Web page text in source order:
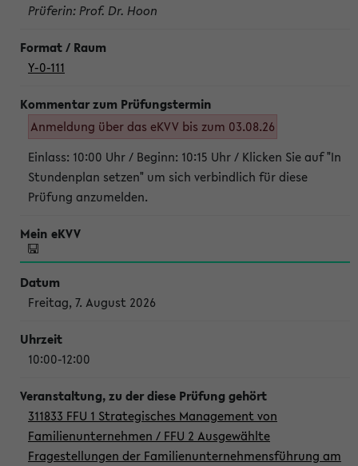
Prüferin: Prof. Dr. Hoon
Y-0-111
Anmeldung über das eKVV bis zum 03.08.26
Einlass: 10:00 Uhr / Beginn: 10:15 Uhr / Klicken Sie auf "In
Stundenplan setzen" um sich verbindlich für diese
Prüfung anzumelden.
Freitag, 7. August 2026
10:00-12:00
311833 FFU 1 Strategisches Management von
Familienunternehmen / FFU 2 Ausgewählte
Fragestellungen der Familienunternehmensführung am